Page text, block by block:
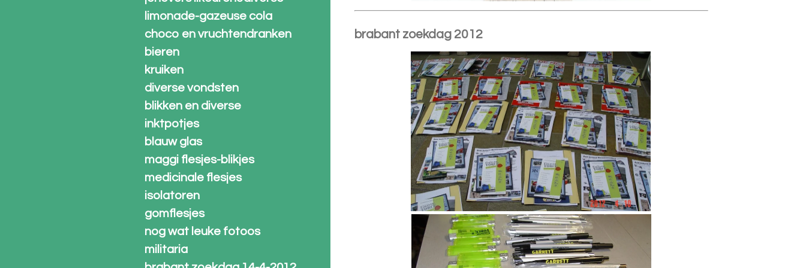
brabant zoekdag 2012
limonade-gazeuse cola
choco en vruchtendranken
bieren
kruiken
diverse vondsten
blikken en diverse
inktpotjes
blauw glas
maggi flesjes-blikjes
medicinale flesjes
isolatoren
gomflesjes
nog wat leuke fotoos
militaria